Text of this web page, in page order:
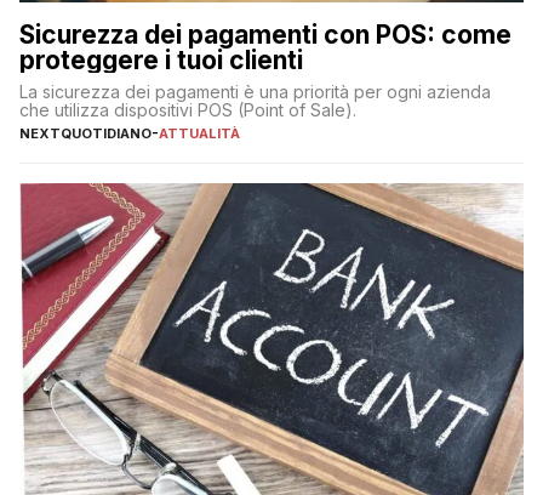
Sicurezza dei pagamenti con POS: come
proteggere i tuoi clienti
La sicurezza dei pagamenti è una priorità per ogni azienda
che utilizza dispositivi POS (Point of Sale).
NEXTQUOTIDIANO-ATTUALITÀ